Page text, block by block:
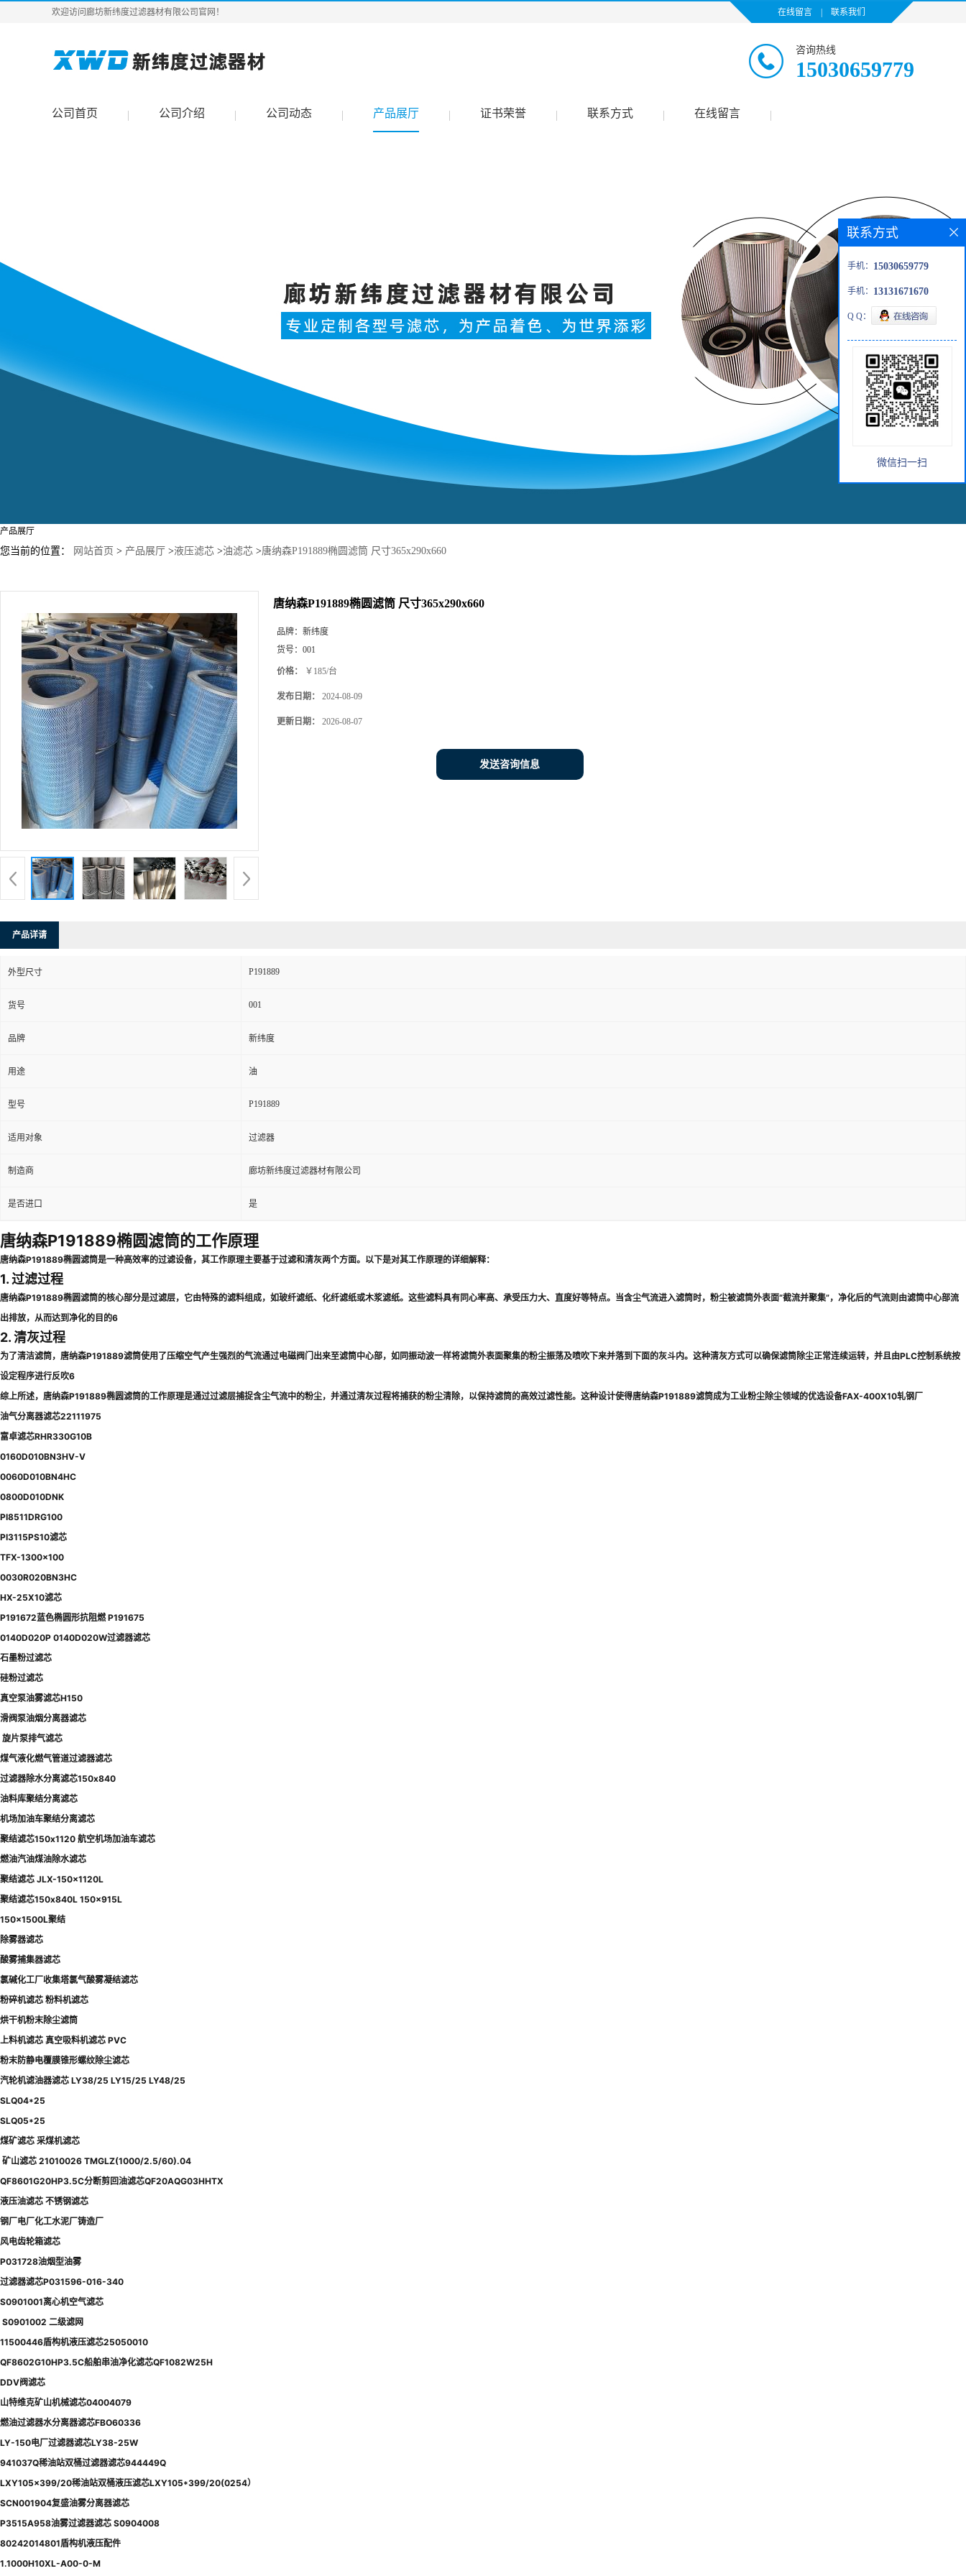
欢迎访问廊坊新纬度过滤器材有限公司官网！ 在线留言 联系我们
咨询热线
15030659779
公司首页 公司介绍 公司动态 产品展厅 证书荣誉 联系方式 在线留言
产品展厅
您当前的位置： 网站首页 > 产品展厅 >液压滤芯 >油滤芯 >唐纳森P191889椭圆滤筒 尺寸365x290x660
唐纳森P191889椭圆滤筒 尺寸365x290x660
品牌： 新纬度
货号： 001
价格： ￥185/台
发布日期： 2024-08-09
更新日期： 2026-08-07
发送咨询信息
产品详请
外型尺寸 P191889
货号 001
品牌 新纬度
用途 油
型号 P191889
适用对象 过滤器
制造商 廊坊新纬度过滤器材有限公司
是否进口 是
唐纳森P191889椭圆滤筒的工作原理
唐纳森P191889椭圆滤筒是一种高效率的过滤设备，其工作原理主要基于过滤和清灰两个方面。以下是对其工作原理的详细解释：
1. 过滤过程
唐纳森P191889椭圆滤筒的核心部分是过滤层，它由特殊的滤料组成，如玻纤滤纸、化纤滤纸或木浆滤纸。这些滤料具有同心率高、承受压力大、直度好等特点。当含尘气流进入滤筒时，粉尘被滤筒外表面“截流并聚集”，净化后的气流则由滤筒中心部流
出排放，从而达到净化的目的6
2. 清灰过程
为了清洁滤筒，唐纳森P191889滤筒使用了压缩空气产生强烈的气流通过电磁阀门出来至滤筒中心部，如同振动波一样将滤筒外表面聚集的粉尘振荡及喷吹下来并落到下面的灰斗内。这种清灰方式可以确保滤筒除尘正常连续运转，并且由PLC控制系统按
设定程序进行反吹6
综上所述，唐纳森P191889椭圆滤筒的工作原理是通过过滤层捕捉含尘气流中的粉尘，并通过清灰过程将捕获的粉尘清除，以保持滤筒的高效过滤性能。这种设计使得唐纳森P191889滤筒成为工业粉尘除尘领域的优选设备FAX-400X10轧钢厂
油气分离器滤芯22111975
富卓滤芯RHR330G10B
0160D010BN3HV-V
0060D010BN4HC
0800D010DNK
PI8511DRG100
PI3115PS10滤芯
TFX-1300x100
0030R020BN3HC
HX-25X10滤芯
P191672蓝色椭圆形抗阻燃 P191675
0140D020P 0140D020W过滤器滤芯
石墨粉过滤芯
硅粉过滤芯
真空泵油雾滤芯H150
滑阀泵油烟分离器滤芯
旋片泵排气滤芯
煤气液化燃气管道过滤器滤芯
过滤器除水分离滤芯150x840
油料库聚结分离滤芯
机场加油车聚结分离滤芯
聚结滤芯150x1120 航空机场加油车滤芯
燃油汽油煤油除水滤芯
聚结滤芯 JLX-150×1120L
聚结滤芯150x840L 150x915L
150x1500L聚结
除雾器滤芯
酸雾捕集器滤芯
氯碱化工厂收集塔氯气酸雾凝结滤芯
粉碎机滤芯 粉料机滤芯
烘干机粉末除尘滤筒
上料机滤芯 真空吸料机滤芯 PVC
粉末防静电覆膜锥形螺纹除尘滤芯
汽轮机滤油器滤芯 LY38/25 LY15/25 LY48/25
SLQ04*25
SLQ05*25
煤矿滤芯 采煤机滤芯
矿山滤芯 21010026 TMGLZ(1000/2.5/60).04
QF8601G20HP3.5C分断剪回油滤芯QF20AQG03HHTX
液压油滤芯 不锈钢滤芯
钢厂电厂化工水泥厂铸造厂
风电齿轮箱滤芯
P031728油烟型油雾
过滤器滤芯P031596-016-340
S0901001离心机空气滤芯
S0901002 二级滤网
11500446盾构机液压滤芯25050010
QF8602G10HP3.5C船舶串油净化滤芯QF1082W25H
DDV阀滤芯
山特维克矿山机械滤芯04004079
燃油过滤器水分离器滤芯FBO60336
LY-150电厂过滤器滤芯LY38-25W
941037Q稀油站双桶过滤器滤芯944449Q
LXY105×399/20稀油站双桶液压滤芯LXY105*399/20(0254）
SCN001904复盛油雾分离器滤芯
P3515A958油雾过滤器滤芯 S0904008
80242014801盾构机液压配件
1.1000H10XL-A00-0-M
联系方式
手机： 15030659779
手机： 13131671670
Q Q：
微信扫一扫